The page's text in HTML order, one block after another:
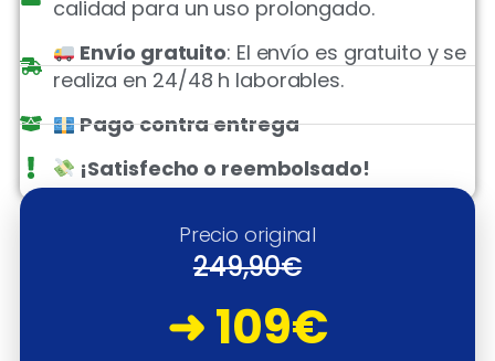
calidad para un uso prolongado.
Envío gratuito: El envío es gratuito y se
realiza en 24/48 h laborables.
Pago contra entrega
¡Satisfecho o reembolsado!
Precio original
249,90€
➜ 109€